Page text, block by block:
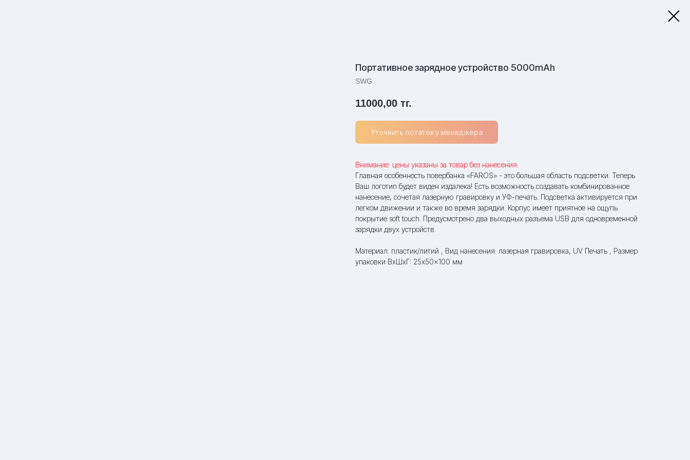
Портативное зарядное устройство 5000mAh
SWG
11000,00 тг.
Уточнить остаток у менеджера
Внимание: цены указаны за товар без нанесения.
Главная особенность повербанка «FAROS» - это большая область подсветки. Теперь
Ваш логотип будет виден издалека! Есть возможность создавать комбинированное
нанесение, сочетая лазерную гравировку и УФ-печать. Подсветка активируется при
легком движении и также во время зарядки. Корпус имеет приятное на ощупь
покрытие soft touch. Предусмотрено два выходных разъема USB для одновременной
зарядки двух устройств.
Материал: пластик/литий , Вид нанесения: лазерная гравировка, UV Печать , Размер
упаковки ВxШxГ: 25x50x100 мм